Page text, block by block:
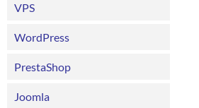
VPS
WordPress
PrestaShop
Joomla